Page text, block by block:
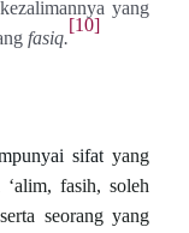
yang
fasiq.
[10]
sifatyang
fasih, soleh
seorang yang